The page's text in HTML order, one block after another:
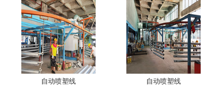
自动喷塑线 自动喷塑线